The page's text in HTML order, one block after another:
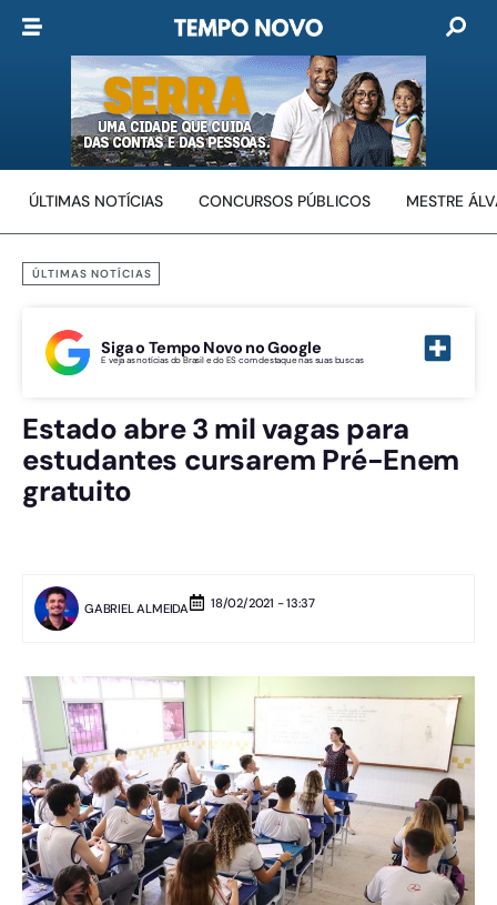
ÚLTIMAS NOTÍCIAS CONCURSOS PÚBLICOS MESTRE
ÚLTIMAS NOTÍCIAS
Siga o Tempo Novo no Google
E veja as notícias do Brasil e do ES com destaque nas suas buscas
Estado abre 3 mil vagas para
estudantes cursarem Pré-Enem
gratuito
GABRIEL ALMEIDA 18/02/2021 - 13:37